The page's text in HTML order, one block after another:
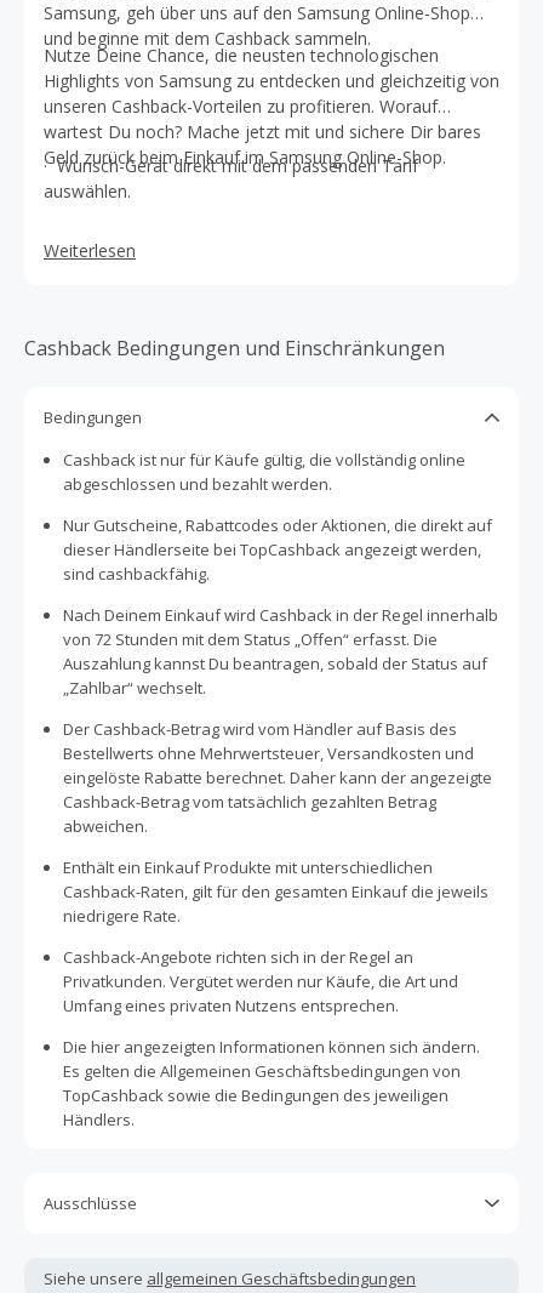
Samsung, geh über uns auf den Samsung Online-Shop
und beginne mit dem Cashback sammeln.
Nutze Deine Chance, die neusten technologischen
Highlights von Samsung zu entdecken und gleichzeitig von
unseren Cashback-Vorteilen zu profitieren. Worauf
wartest Du noch? Mache jetzt mit und sichere Dir bares
Geld zurück beim Einkauf im Samsung Online-Shop.
· Wunsch-Gerät direkt mit dem passenden Tarif
auswählen.
Weiterlesen
Cashback Bedingungen und Einschränkungen
Bedingungen
Cashback ist nur für Käufe gültig, die vollständig online
abgeschlossen und bezahlt werden.
Nur Gutscheine, Rabattcodes oder Aktionen, die direkt auf
dieser Händlerseite bei TopCashback angezeigt werden,
sind cashbackfähig.
Nach Deinem Einkauf wird Cashback in der Regel innerhalb
von 72 Stunden mit dem Status „Offen“ erfasst. Die
Auszahlung kannst Du beantragen, sobald der Status auf
„Zahlbar“ wechselt.
Der Cashback-Betrag wird vom Händler auf Basis des
Bestellwerts ohne Mehrwertsteuer, Versandkosten und
eingelöste Rabatte berechnet. Daher kann der angezeigte
Cashback-Betrag vom tatsächlich gezahlten Betrag
abweichen.
Enthält ein Einkauf Produkte mit unterschiedlichen
Cashback-Raten, gilt für den gesamten Einkauf die jeweils
niedrigere Rate.
Cashback-Angebote richten sich in der Regel an
Privatkunden. Vergütet werden nur Käufe, die Art und
Umfang eines privaten Nutzens entsprechen.
Die hier angezeigten Informationen können sich ändern.
Es gelten die Allgemeinen Geschäftsbedingungen von
TopCashback sowie die Bedingungen des jeweiligen
Händlers.
Ausschlüsse
andere Sparprogramme verwendet werden, die nicht
Siehe unsere allgemeinen Geschäftsbedingungen